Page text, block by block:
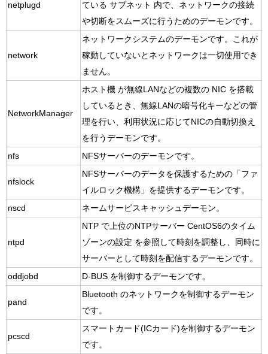
netplugd
ている サブネット 内で、ネットワークの接続
や切断をスムーズに行うためのデーモンです。
network
ネットワークシステムのデーモンです。これが
稼動していないとネットワークは一切使用でき
ません。
NetworkManager
ホスト機 が無線LANなどの複数の NIC を搭載
しているとき、無線LANの暗号化キーなどの管
理を行い、利用状況に応じてNICの自動切換え
を行うデーモンです。
nfs
NFSサーバーのデーモンです。
nfslock
NFSサーバーのデータを保護するための「ファ
イルロック機構」を提供するデーモンです。
nscd
ネームサービスキャッシュデーモン。
ntpd
NTP で上位のNTPサーバー CentOS6のタイム
ゾーンの設定 を参照して時刻を調整し、同時に
サーバーとして時刻を配信するデーモンです。
oddjobd
D-BUS を制御するデーモンです。
pand
Bluetooth のネットワークを制御するデーモン
です。
pcscd
スマートカード(ICカード)を制御するデーモン
です。